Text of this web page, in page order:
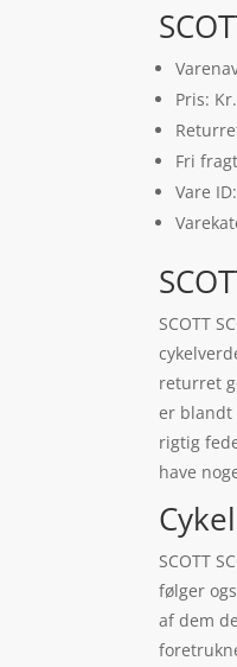
Pris:
Fri
Vare
SCOTT
returret
er blandt
rigtig
have
SCOTT
følger
af dem